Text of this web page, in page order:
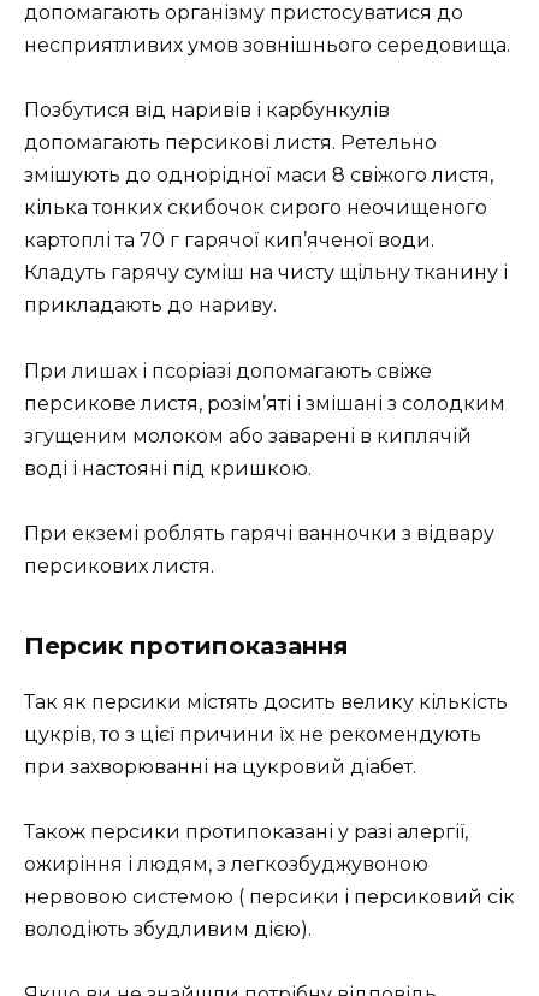
допомагають організму пристосуватися до
несприятливих умов зовнішнього середовища.
Позбутися від наривів і карбункулів
допомагають персикові листя. Ретельно
змішують до однорідної маси 8 свіжого листя,
кілька тонких скибочок сирого неочищеного
картоплі та 70 г гарячої кип’яченої води.
Кладуть гарячу суміш на чисту щільну тканину і
прикладають до нариву.
При лишах і псоріазі допомагають свіже
персикове листя, розім’яті і змішані з солодким
згущеним молоком або заварені в киплячій
воді і настояні під кришкою.
При екземі роблять гарячі ванночки з відвару
персикових листя.
Персик протипоказання
Так як персики містять досить велику кількість
цукрів, то з цієї причини їх не рекомендують
при захворюванні на цукровий діабет.
Також персики протипоказані у разі алергії,
ожиріння і людям, з легкозбуджувоною
нервовою системою ( персики і персиковий сік
володіють збудливим дією).